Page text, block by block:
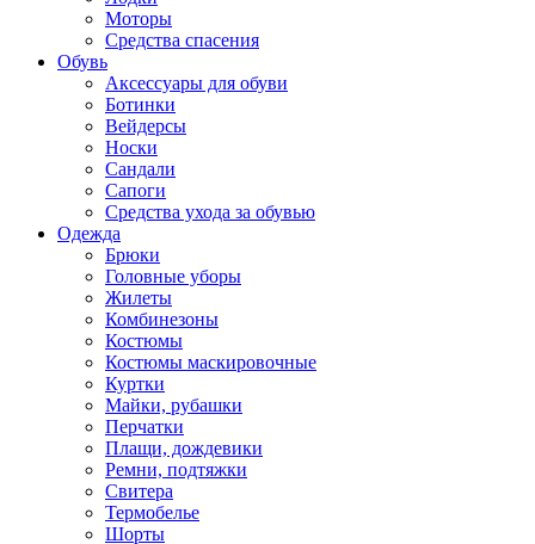
Моторы
Средства спасения
Обувь
Аксессуары для обуви
Ботинки
Вейдерсы
Носки
Сандали
Сапоги
Средства ухода за обувью
Одежда
Брюки
Головные уборы
Жилеты
Комбинезоны
Костюмы
Костюмы маскировочные
Куртки
Майки, рубашки
Перчатки
Плащи, дождевики
Ремни, подтяжки
Свитера
Термобелье
Шорты